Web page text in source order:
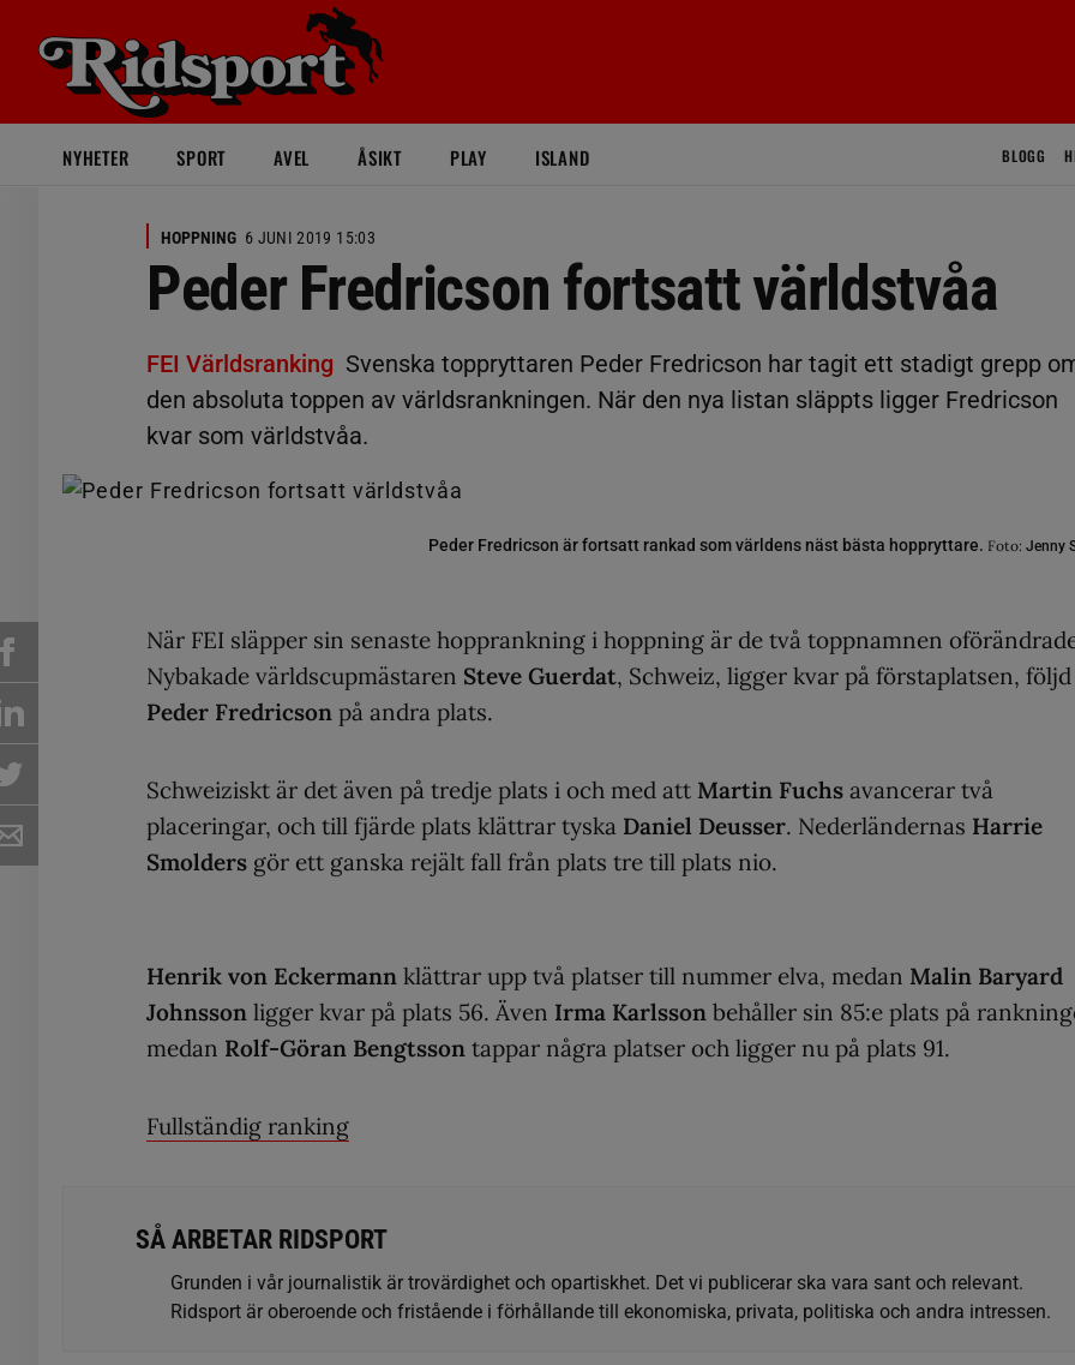
NYHETER SPORT AVEL ÅSIKT PLAY ISLAND BLOGG
HOPPNING 6 JUNI 2019 15:03
Peder Fredricson fortsatt världstvåa
FEI Världsranking Svenska toppryttaren Peder Fredricson har tagit ett stadigt grepp
den absoluta toppen av världsrankningen. När den nya listan släppts ligger Fredricson
kvar som världstvåa.
Peder Fredricson är fortsatt rankad som världens näst bästa hoppryttare. Foto: Jenny
När FEI släpper sin senaste hopprankning i hoppning är de två toppnamnen
Nybakade världscupmästaren Steve Guerdat, Schweiz, ligger kvar på förstaplatsen,
Peder Fredricson på andra plats.
Schweiziskt är det även på tredje plats i och med att Martin Fuchs avancerar två
placeringar, och till fjärde plats klättrar tyska Daniel Deusser. Nederländernas Harrie
Smolders gör ett ganska rejält fall från plats tre till plats nio.
Henrik von Eckermann klättrar upp två platser till nummer elva, medan Malin Baryard
Johnsson ligger kvar på plats 56. Även Irma Karlsson behåller sin 85:e plats på
medan Rolf-Göran Bengtsson tappar några platser och ligger nu på plats 91.
Fullständig ranking
SÅ ARBETAR RIDSPORT
Grunden i vår journalistik är trovärdighet och opartiskhet. Det vi publicerar ska vara sant och relevant.
Ridsport är oberoende och fristående i förhållande till ekonomiska, privata, politiska och andra intressen.